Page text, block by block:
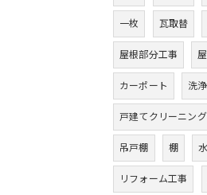
一枚 瓦取替
屋根部分工事
カーポート 洗浄
戸建てクリーニング
吊戸棚 棚
リフォーム工事